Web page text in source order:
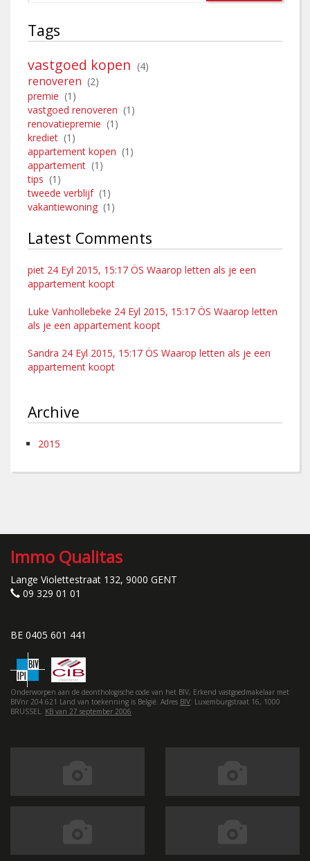
Tags
vastgoed kopen (4)
renoveren (2)
premie (1)
vastgoed renoveren (1)
renovatiepremie (1)
krediet (1)
appartement kopen (1)
appartement (1)
tips (1)
tweede verblijf (1)
vakantiewoning (1)
Latest Comments
piet 24 Eyl 2015, 15:17 ÖS Waarop letten als je een
appartement koopt
Luke Vanhollebeke 24 Eyl 2015, 15:17 ÖS Waarop letten
als je een appartement koopt
Sandra 24 Eyl 2015, 15:17 ÖS Waarop letten als je een
appartement koopt
Archive
2015
Immo Qualitas
Lange Violettestraat 132, 9000 GENT
09 329 01 01
BE 0405 601 441
Onderworpen aan de deonthologische code van het BIV, Erkend vastgoedmakelaar met
BIVnr 204.621 Land van toekenning is België. Adres BIV: Luxemburgstraat 16, 1000
BRUSSEL. KB van 27 september 2006